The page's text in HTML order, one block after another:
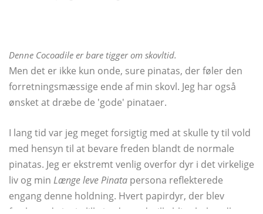
Denne Cocoadile er bare tigger om skovltid.
Men det er ikke kun onde, sure pinatas, der føler den
forretningsmæssige ende af min skovl. Jeg har også
ønsket at dræbe de 'gode' pinataer.
I lang tid var jeg meget forsigtig med at skulle ty til vold
med hensyn til at bevare freden blandt de normale
pinatas. Jeg er ekstremt venlig overfor dyr i det virkelige
liv og min Længe leve Pinata persona reflekterede
engang denne holdning. Hvert papirdyr, der blev